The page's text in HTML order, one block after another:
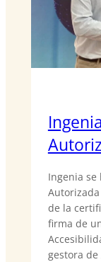
Ingenia se
de la
firma de
gestora